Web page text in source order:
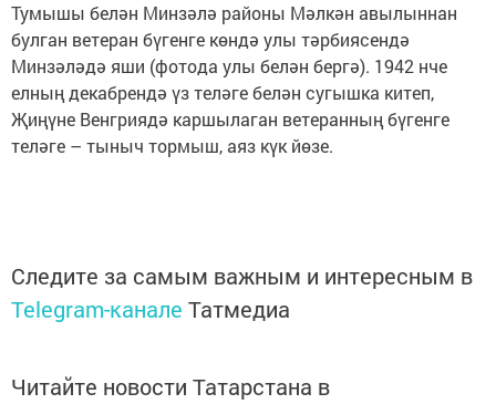
Тумышы белән Минзәлә районы Мәлкән авылыннан
булган ветеран бүгенге көндә улы тәрбиясендә
Минзәләдә яши (фотода улы белән бергә). 1942 нче
елның декабрендә үз теләге белән сугышка китеп,
Җиңүне Венгриядә каршылаган ветеранның бүгенге
теләге – тыныч тормыш, аяз күк йөзе.
Следите за самым важным и интересным в
Telegram-канале Татмедиа
Читайте новости Татарстана в